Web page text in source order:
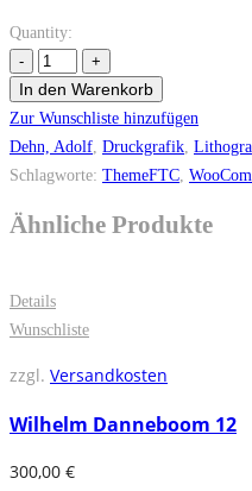
Quantity:
In den Warenkorb
Zur Wunschliste hinzufügen
Dehn, Adolf Druckgrafik
Schlagworte: ThemeFTC
Ähnliche Produkte
Details
Wunschliste
zzgl. Versandkosten
Wilhelm Danneboom 12
300,00 €